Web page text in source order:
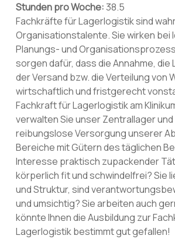
Stunden pro Woche:38.5
Fachkräfte für Lagerlogistik sind
Organisationstalente. Sie wirken bei
Planungs- und
sorgen dafür, dass die Annahme, die
der Versand bzw. die Verteilung von
wirtschaftlich und fristgerecht
Fachkraft für Lagerlogistik am
verwalten Sie unser Zentrallager
reibungslose Versorgung unserer
Bereiche mit Gütern des täglichen
Interesse praktisch zupackender
körperlich fit und schwindelfrei? Sie
und Struktur, sind
und umsichtig? Sie arbeiten auch
könnte Ihnen die Ausbildung zur
Lagerlogistik bestimmt gut gefallen!